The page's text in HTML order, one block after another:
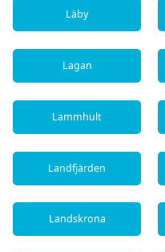
Läby
Lagan
Lammhult
Landfjärden
Landskrona